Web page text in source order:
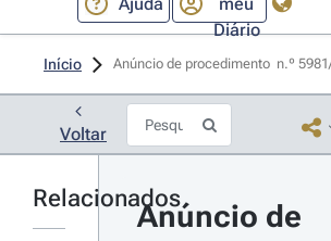
Diário
Início Anúncio de procedimento  n.º
Voltar
Relacionados
Anúncio de